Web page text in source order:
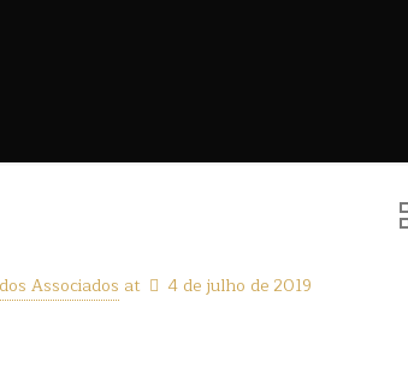
Associados at 4 de julho de 2019